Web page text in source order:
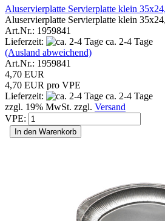
Aluservierplatte Servierplatte klein
Aluservierplatte Servierplatte klein
Art.Nr.: 1959841
Lieferzeit:
ca. 2-4 Tage
(Ausland abweichend)
Art.Nr.: 1959841
4,70 EUR
4,70 EUR pro VPE
Lieferzeit:
ca. 2-4 Tage
zzgl. 19% MwSt. zzgl. Versand
VPE:
In den Warenkorb